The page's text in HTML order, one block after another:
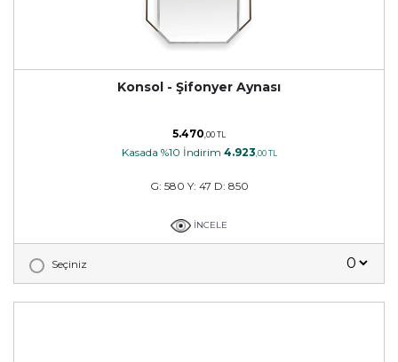
Konsol - Şifonyer Aynası
5.470 ,00 TL
Kasada %10 İndirim 4.923 ,00 TL
G: 580 Y: 47 D: 850
İNCELE
Seçiniz